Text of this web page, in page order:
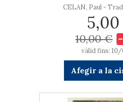
CELAN, Paul -
10,00 €
vàlid fins:
Afegir a la